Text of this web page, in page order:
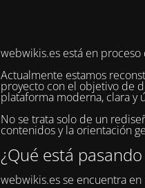
webwikis.es está en
Actualmente estamos
proyecto con el objetivo de
plataforma moderna, clara y
No se trata solo de un
contenidos y la orientación
¿Qué está
webwikis.es se encuentra